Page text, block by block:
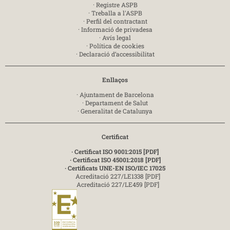
· Registre ASPB
· Treballa a l'ASPB
· Perfil del contractant
· Informació de privadesa
· Avís legal
· Política de cookies
· Declaració d’accessibilitat
Enllaços
· Ajuntament de Barcelona
· Departament de Salut
· Generalitat de Catalunya
Certificat
· Certificat ISO 9001:2015 [PDF]
· Certificat ISO 45001:2018 [PDF]
· Certificats UNE-EN ISO/IEC 17025
Acreditació 227/LE1338 [PDF]
Acreditació 227/LE459 [PDF]